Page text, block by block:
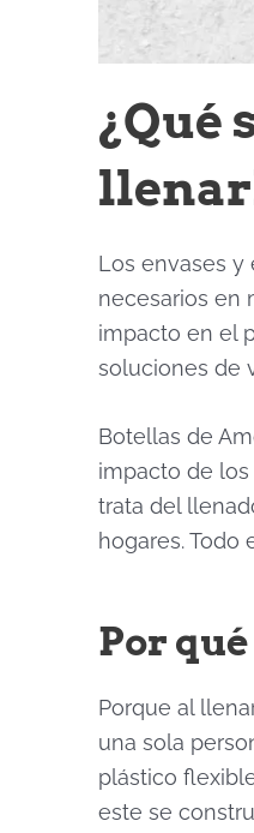
¿Qué
Los envases
necesarios en
impacto en el
soluciones de
Botellas de
impacto de
trata del
hogares.
Por
Porque al
una sola
plástico
este se